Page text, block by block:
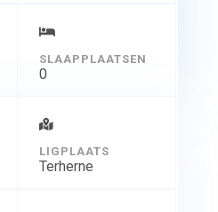
SLAAPPLAATSEN
0
LIGPLAATS
Terherne